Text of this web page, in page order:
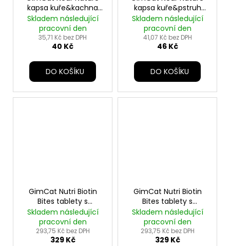
kapsa kuře&kachna
85g
Skladem následující
pracovní den
35,71 Kč bez DPH
40 Kč
DO KOŠÍKU
kapsa kuře&pstruh
85g
Skladem následující
pracovní den
41,07 Kč bez DPH
46 Kč
DO KOŠÍKU
GimCat Nutri Biotin
Bites tablety s
mascarpone 425g
Skladem následující
pracovní den
293,75 Kč bez DPH
329 Kč
GimCat Nutri Biotin
Bites tablety s
moř.řasami 425g
Skladem následující
pracovní den
293,75 Kč bez DPH
329 Kč